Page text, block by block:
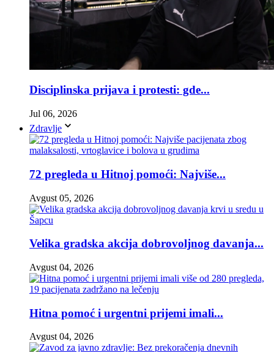
Disciplinska prijava i protesti: gde...
Jul 06, 2026
Zdravlje
72 pregleda u Hitnoj pomoći: Najviše...
Avgust 05, 2026
Velika gradska akcija dobrovoljnog davanja...
Avgust 04, 2026
Hitna pomoć i urgentni prijemi imali...
Avgust 04, 2026